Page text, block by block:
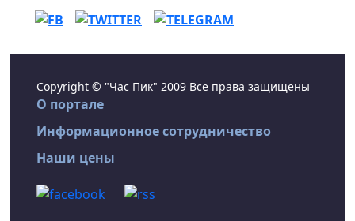
Copyright © "Час Пик" 2009 Все права защищены
О портале
Информационное сотрудничество
Наши цены